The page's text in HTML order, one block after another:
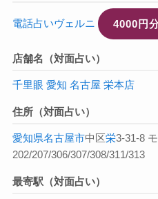
電話占いヴェルニ 4000円
店舗名（対面占い）
千里眼 愛知 名古屋 栄本店
住所（対面占い）
愛知県名古屋市中区栄3-31-8
202/207/306/307/308/311/313
最寄駅（対面占い）